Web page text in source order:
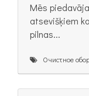
Mēs
atsevišķiem
pilnas...
Очистное